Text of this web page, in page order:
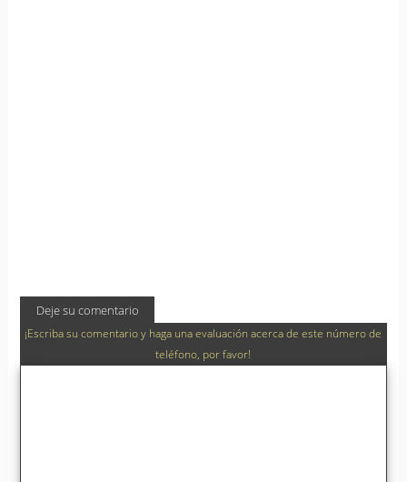
Deje su comentario
¡Escriba su comentario y haga una evaluación acerca de este número de
teléfono, por favor!